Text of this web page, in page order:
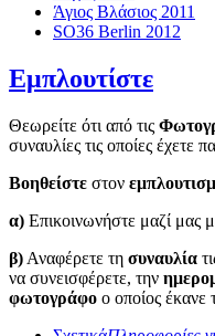
Άγιος Βλάσιος 2011
SO36 Berlin 2012
Εμπλουτίστε
Θεωρείτε ότι από τις
συναυλίες τις οποίες έχετε
Βοηθείστε στον
α) Επικοινωνήστε μαζί μας
β) Αναφέρετε τη συναυλία
να συνεισφέρετε, την
φωτογράφο ο οποίος